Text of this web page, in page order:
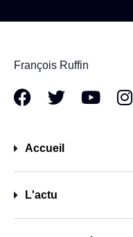
François Ruffin
Accueil
L'actu